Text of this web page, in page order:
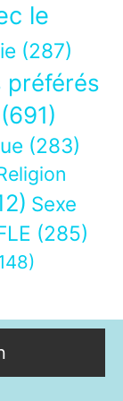
le
(287)
préférés
(691)
(283)
Sexe
(285)